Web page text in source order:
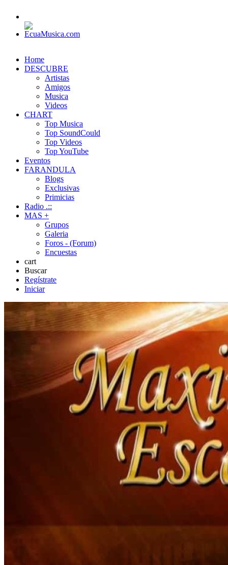
Home
DESCUBRE
Artistas
Amigos
Musica
Videos
CHART
Top Musica
Top SoundCould
Top Videos
Top YouTube
Eventos
FARANDULA
Blogs
Exclusivas
Primicias
Radio .::
MAS +
Grupos
Galeria
Foros - (Forum)
Encuestas
cart
Buscar
Regístrate
Iniciar